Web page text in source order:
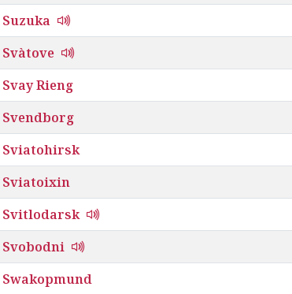
Suzuka
Svàtove
Svay Rieng
Svendborg
Sviatohirsk
Sviatoixin
Svitlodarsk
Svobodni
Swakopmund